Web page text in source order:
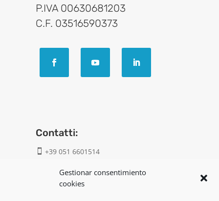
Gestionar consentimiento
cookies
P.IVA 00630681203
C.F. 03516590373
Contatti:
 +39 051 6601514
info@geatech.it